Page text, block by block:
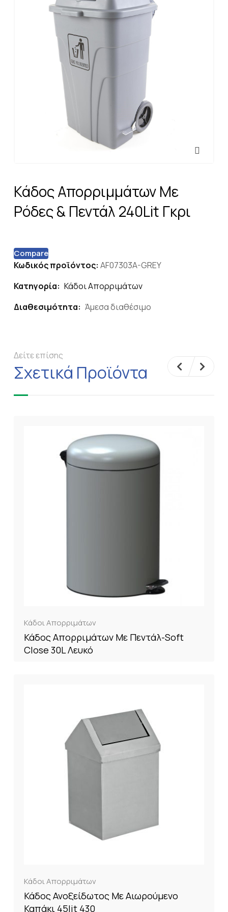
Κάδος Απορριμμάτων Με
Ρόδες & Πεντάλ 240Lit Γκρι
Compare
Κωδικός προϊόντος: AF07303A-GREY
Κατηγορία: Κάδοι Απορριμάτων
Διαθεσιμότητα: Άμεσα διαθέσιμο
Δείτε επίσης
Σχετικά Προϊόντα
Κάδοι Απορριμάτων
Κάδος Απορριμάτων Με Πεντάλ-Soft
Close 30L Λευκό
Κάδοι Απορριμάτων
Κάδος Ανοξείδωτος Με Αιωρούμενο
Καπάκι 45lit 430